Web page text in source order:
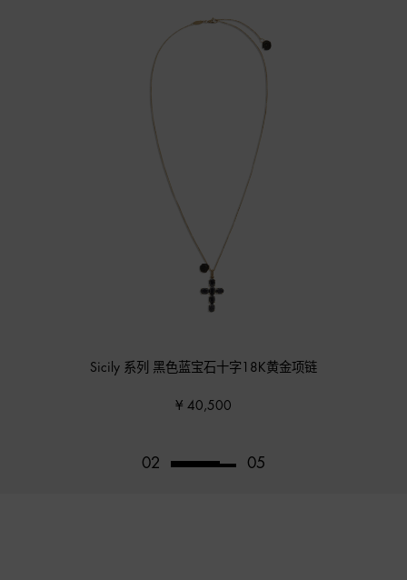
Sicily 系列 黑色蓝宝石十字18K黄金项链
¥ 40,500
03 05